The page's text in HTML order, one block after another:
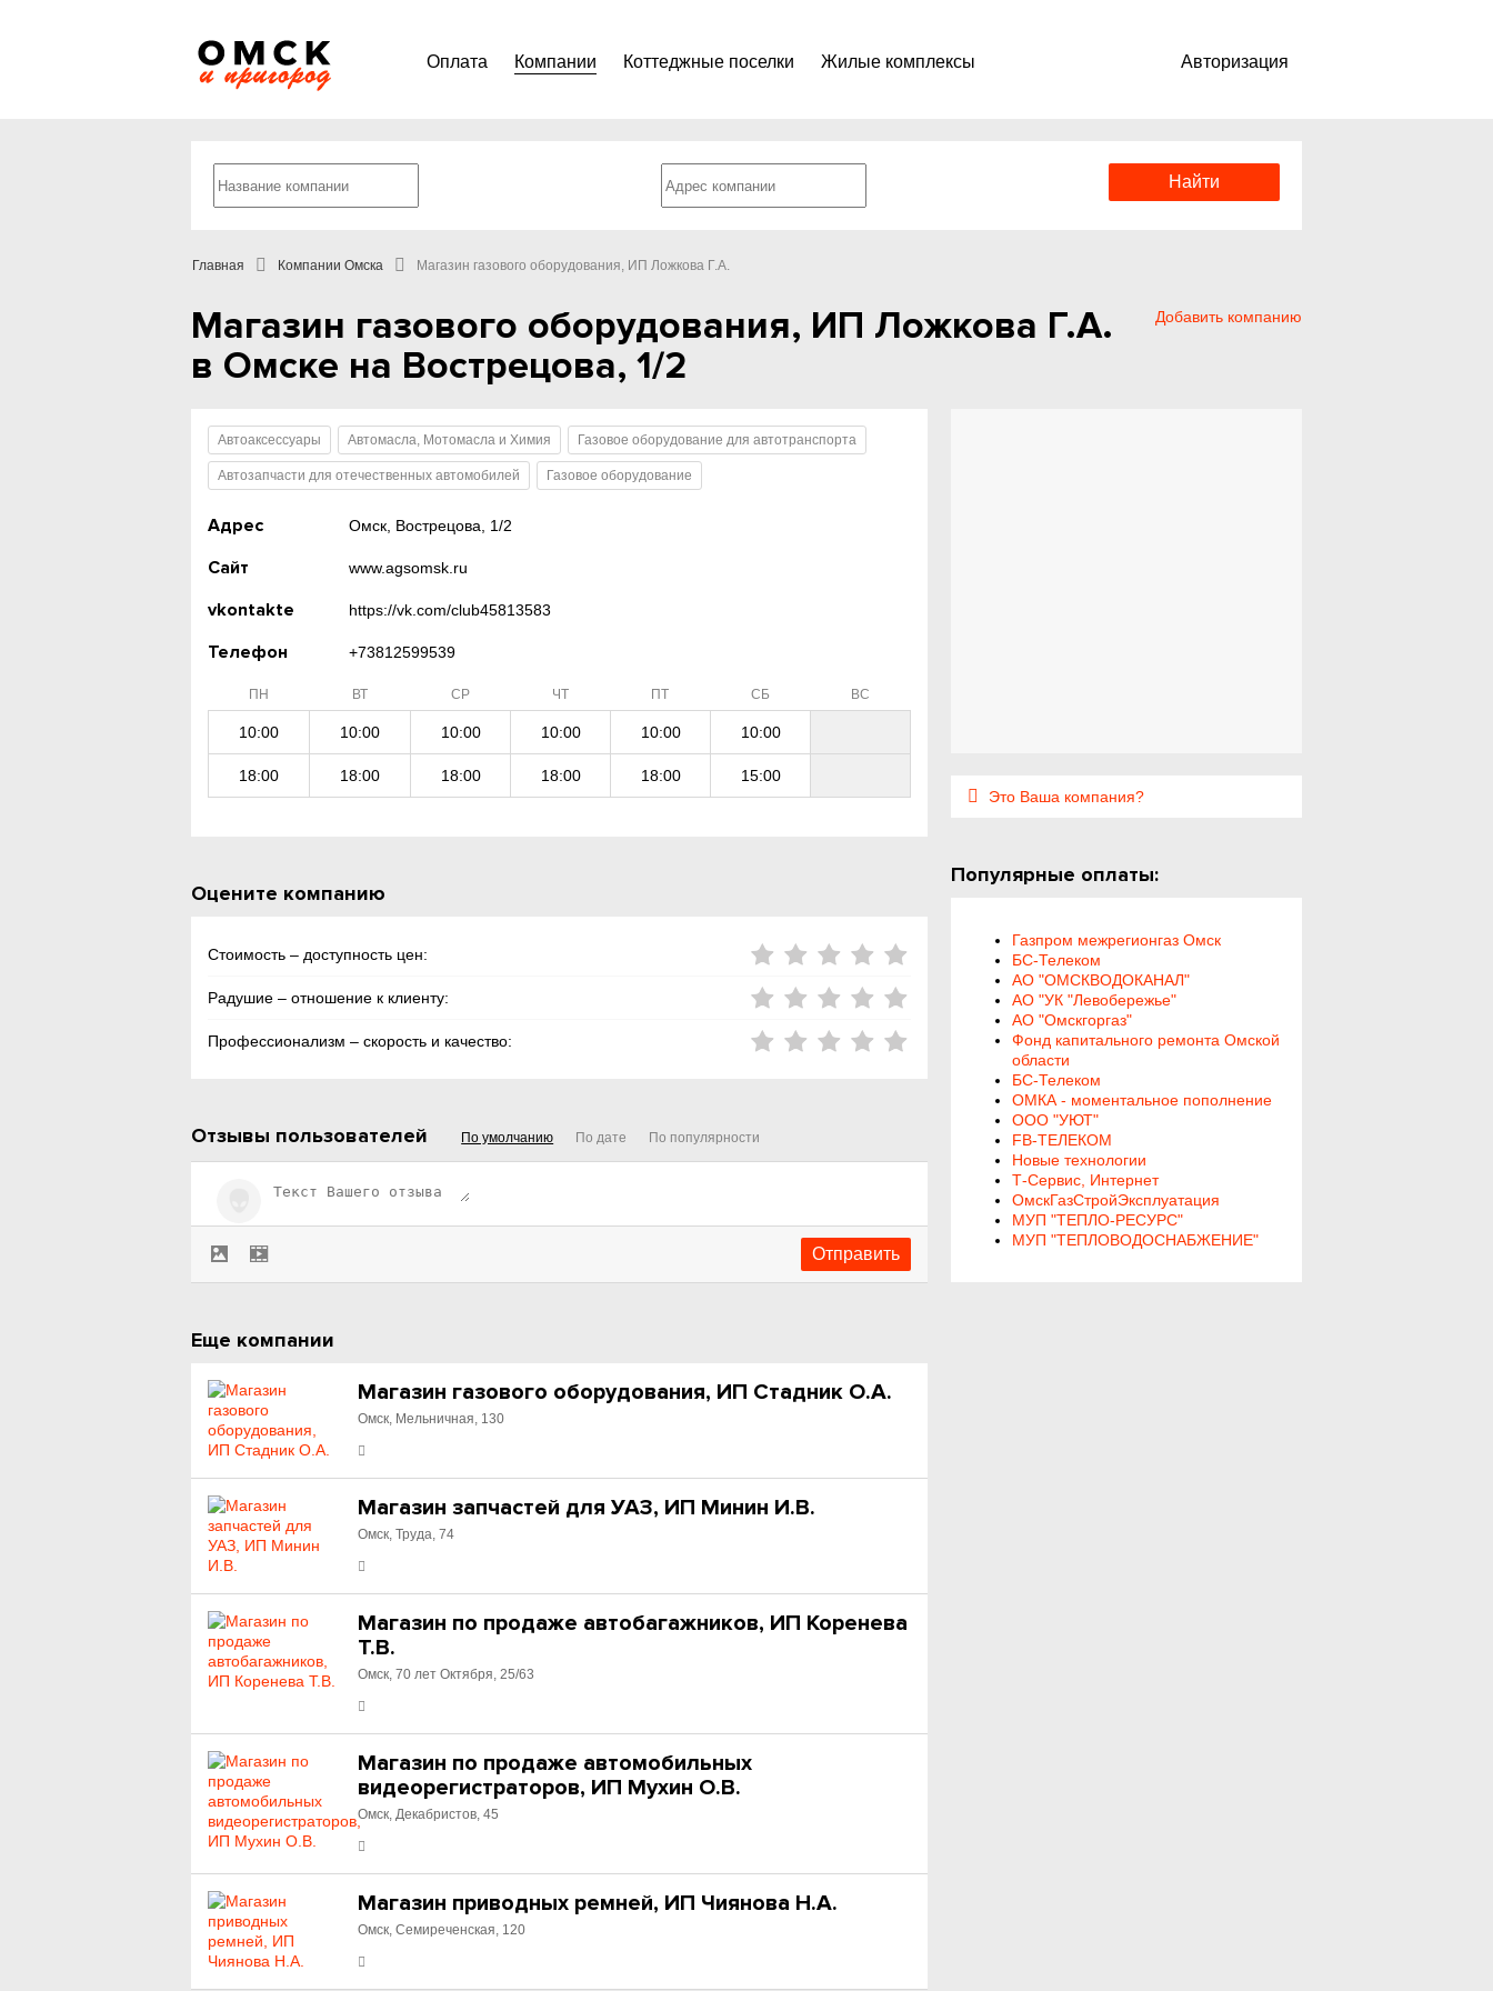
Оплата Компании Коттеджные поселки Жилые комплексы Авторизация
Главная Компании Омска Магазин газового оборудования, ИП Ложкова Г.А.
Добавить компанию
Магазин газового оборудования, ИП Ложкова Г.А.
в Омске на Вострецова, 1/2
Автоаксессуары Автомасла, Мотомасла и Химия Газовое оборудование для автотранспорта
Автозапчасти для отечественных автомобилей Газовое оборудование
Адрес Омск, Вострецова, 1/2
Сайт www.agsomsk.ru
vkontakte https://vk.com/club45813583
Телефон +73812599539
ПН ВТ СР ЧТ ПТ СБ ВС
10:00 10:00 10:00 10:00 10:00 10:00
18:00 18:00 18:00 18:00 18:00 15:00
Оцените компанию
Стоимость – доступность цен:
Радушие – отношение к клиенту:
Профессионализм – скорость и качество:
Отзывы пользователей По умолчанию По дате По популярности
Еще компании
Магазин газового оборудования, ИП Стадник О.А.
Омск, Мельничная, 130
Магазин запчастей для УАЗ, ИП Минин И.В.
Омск, Труда, 74
Магазин по продаже автобагажников, ИП Коренева
Т.В.
Омск, 70 лет Октября, 25/63
Магазин по продаже автомобильных
видеорегистраторов, ИП Мухин О.В.
Омск, Декабристов, 45
Магазин приводных ремней, ИП Чиянова Н.А.
Омск, Семиреченская, 120
Это Ваша компания?
Популярные оплаты:
Газпром межрегионгаз Омск
БС-Телеком
АО "ОМСКВОДОКАНАЛ"
АО "УК "Левобережье"
АО "Омскгоргаз"
Фонд капитального ремонта Омской
области
БС-Телеком
ОМКА - моментальное пополнение
ООО "УЮТ"
FB-ТЕЛЕКОМ
Новые технологии
Т-Сервис, Интернет
ОмскГазСтройЭксплуатация
МУП "ТЕПЛО-РЕСУРС"
МУП "ТЕПЛОВОДОСНАБЖЕНИЕ"